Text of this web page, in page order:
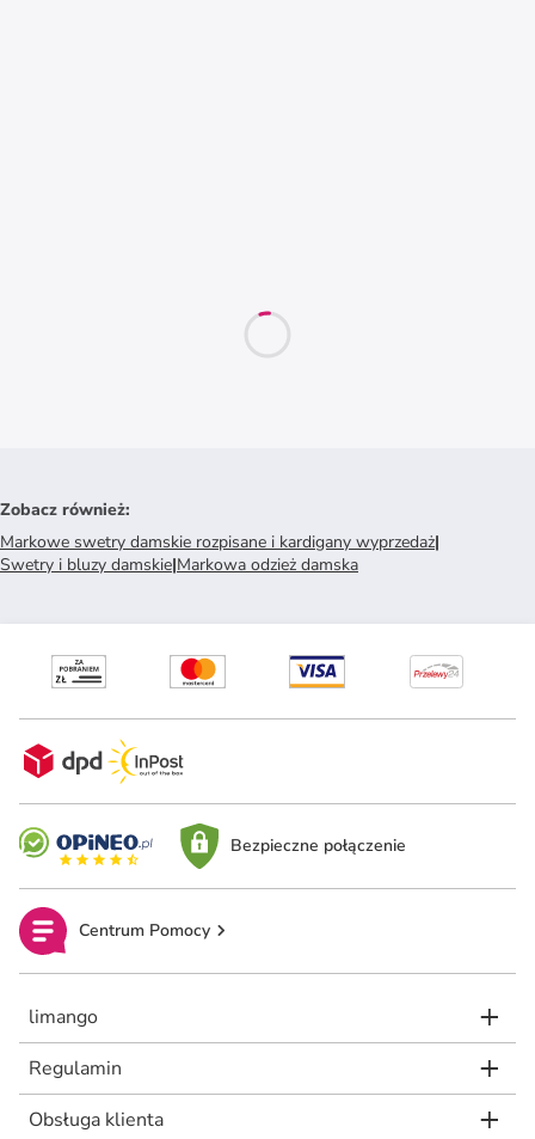
Zobacz również:
Markowe swetry damskie rozpisane i kardigany wyprzedaż|
Swetry i bluzy damskie|Markowa odzież damska
Bezpieczne połączenie
Centrum Pomocy
limango
Regulamin
Obsługa klienta